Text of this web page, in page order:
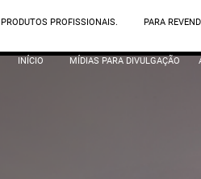
PRODUTOS PROFISSIONAIS. PARA
INÍCIO MÍDIAS PARA DIVULGAÇÃO